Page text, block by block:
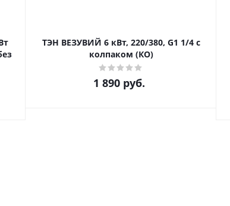
ТЭН ВЕЗУВИЙ 6 кВт, 220/380, G1 1/4 с
колпаком (КО)
1 890руб.